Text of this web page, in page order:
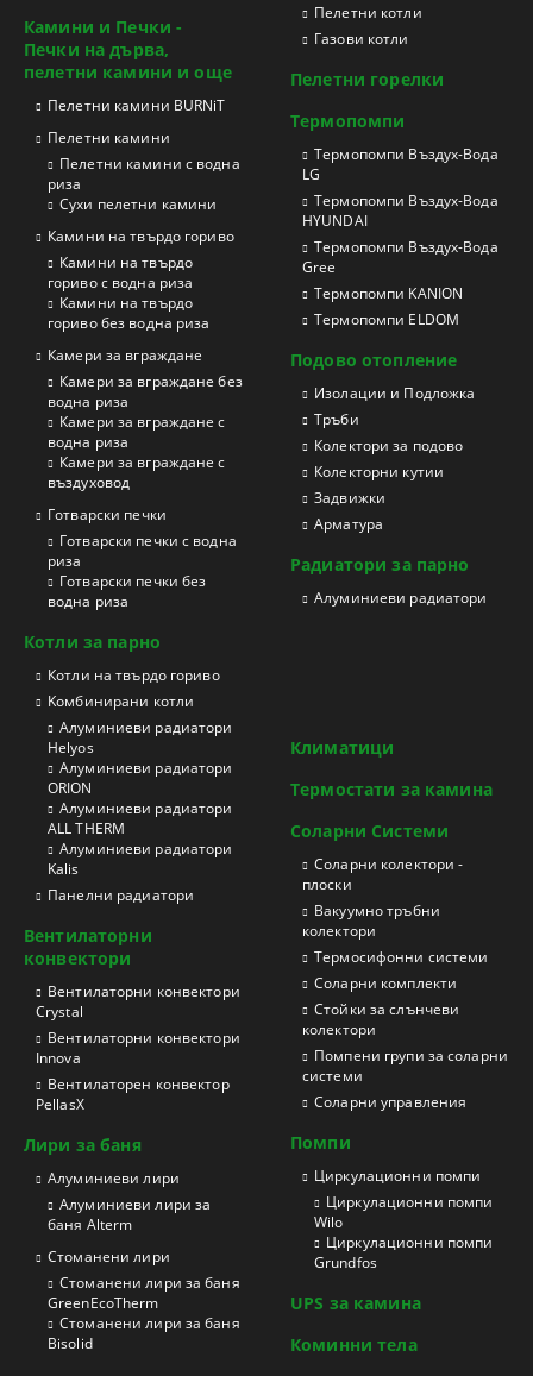
Камини и Печки -
Печки на дърва,
пелетни камини и още
Пелетни камини BURNiT
Пелетни камини
Пелетни камини с водна
риза
Сухи пелетни камини
Камини на твърдо гориво
Камини на твърдо
гориво с водна риза
Камини на твърдо
гориво без водна риза
Камери за вграждане
Камери за вграждане без
водна риза
Камери за вграждане с
водна риза
Камери за вграждане с
въздуховод
Готварски печки
Готварски печки с водна
риза
Готварски печки без
водна риза
Котли за парно
Котли на твърдо гориво
Kомбинирани котли
Пелетни котли
Газови котли
Пелетни горелки
Термопомпи
Tермопомпи Въздух-Вода
LG
Термопомпи Въздух-Вода
HYUNDAI
Термопомпи Въздух-Вода
Gree
Термопомпи KANION
Термопомпи ELDOM
Подово отопление
Изолации и Подложка
Тръби
Колектори за подово
Колекторни кутии
Задвижки
Арматура
Радиатори за парно
Aлуминиеви радиатори
Aлуминиеви радиатори
Helyos
Aлуминиеви радиатори
ORION
Aлуминиеви радиатори
ALL THERM
Aлуминиеви радиатори
Kalis
Панелни радиатори
Вентилаторни
конвектори
Вентилаторни конвектори
Crystal
Вентилаторни конвектори
Innova
Вентилаторен конвектор
PellasX
Лири за баня
Aлуминиеви лири
Алуминиеви лири за
баня Alterm
Стоманени лири
Стоманени лири за баня
GreenEcoTherm
Стоманени лири за баня
Bisolid
Климатици
Термостати за камина
Соларни Системи
Соларни колектори -
плоски
Вакуумно тръбни
колектори
Термосифонни системи
Соларни комплекти
Стойки за слънчеви
колектори
Помпени групи за соларни
системи
Соларни управления
Помпи
Циркулационни помпи
Циркулационни помпи
Wilo
Циркулационни помпи
Grundfos
UPS за камина
Коминни тела